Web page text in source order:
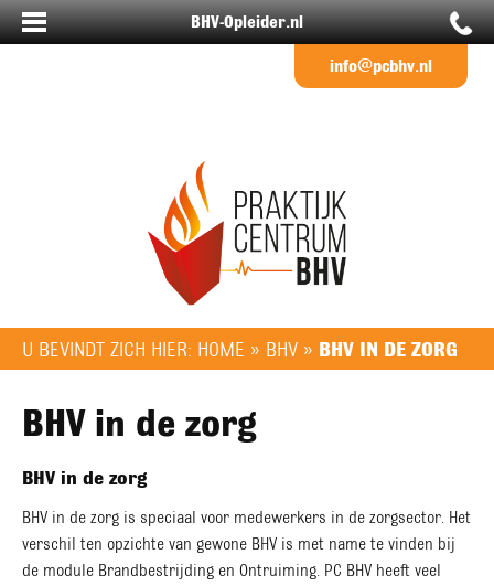
BHV-Opleider.nl
info@pcbhv.nl
U BEVINDT ZICH HIER: HOME » BHV » BHV IN DE ZORG
BHV in de zorg
BHV in de zorg
BHV in de zorg is speciaal voor medewerkers in de zorgsector. Het
verschil ten opzichte van gewone BHV is met name te vinden bij
de module Brandbestrijding en Ontruiming. PC BHV heeft veel